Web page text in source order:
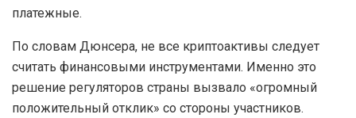
платежные.
По словам Дюнсера, не все криптоактивы следует
считать финансовыми инструментами. Именно это
решение регуляторов страны вызвало «огромный
положительный отклик» со стороны участников.